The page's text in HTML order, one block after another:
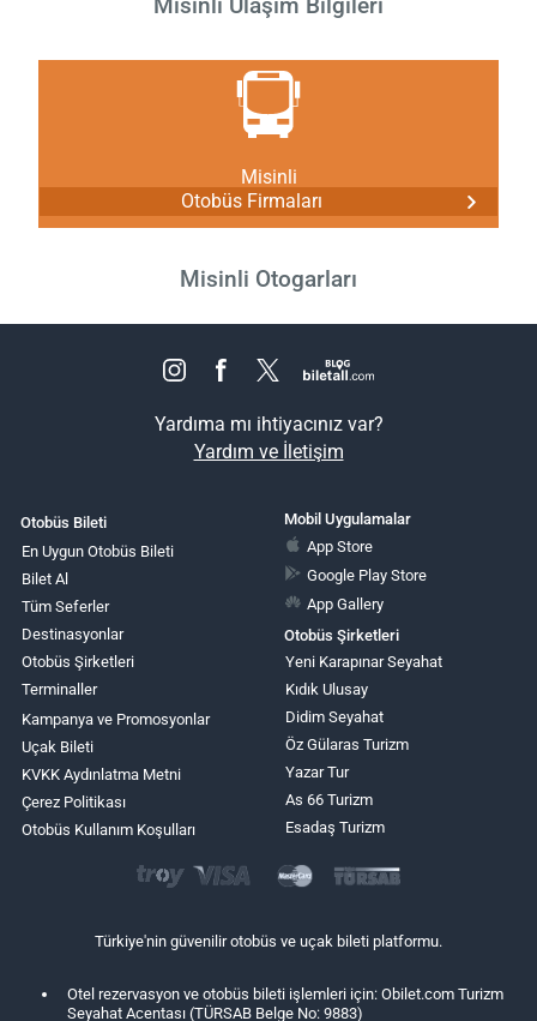
Misinli
Otobüs Firmaları
Misinli Otogarları
Yardıma mı ihtiyacınız var?
Yardım ve İletişim
Otobüs Bileti
En Uygun Otobüs Bileti
Bilet Al
Tüm Seferler
Destinasyonlar
Otobüs Şirketleri
Terminaller
Kampanya ve Promosyonlar
Uçak Bileti
KVKK Aydınlatma Metni
Çerez Politikası
Otobüs Kullanım Koşulları
Mobil Uygulamalar
App Store
Google Play Store
App Gallery
Otobüs Şirketleri
Yeni Karapınar Seyahat
Kıdık Ulusay
Didim Seyahat
Öz Gülaras Turizm
Yazar Tur
As 66 Turizm
Esadaş Turizm
Türkiye'nin güvenilir otobüs ve uçak bileti platformu.
Otel rezervasyon ve otobüs bileti işlemleri için: Obilet.com Turizm
Seyahat Acentası (TÜRSAB Belge No: 9883)